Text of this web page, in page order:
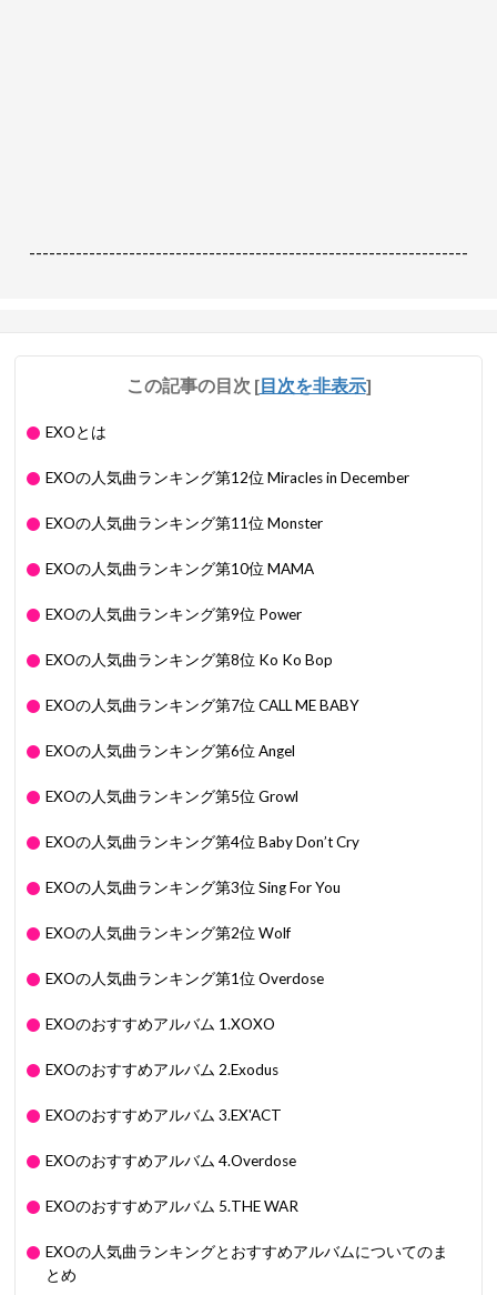
------------------------------------------------------------------
この記事の目次 [目次を非表示]
EXOとは
EXOの人気曲ランキング第12位 Miracles in December
EXOの人気曲ランキング第11位 Monster
EXOの人気曲ランキング第10位 MAMA
EXOの人気曲ランキング第9位 Power
EXOの人気曲ランキング第8位 Ko Ko Bop
EXOの人気曲ランキング第7位 CALL ME BABY
EXOの人気曲ランキング第6位 Angel
EXOの人気曲ランキング第5位 Growl
EXOの人気曲ランキング第4位 Baby Don’t Cry
EXOの人気曲ランキング第3位 Sing For You
EXOの人気曲ランキング第2位 Wolf
EXOの人気曲ランキング第1位 Overdose
EXOのおすすめアルバム 1.XOXO
EXOのおすすめアルバム 2.Exodus
EXOのおすすめアルバム 3.EX'ACT
EXOのおすすめアルバム 4.Overdose
EXOのおすすめアルバム 5.THE WAR
EXOの人気曲ランキングとおすすめアルバムについてのま
とめ